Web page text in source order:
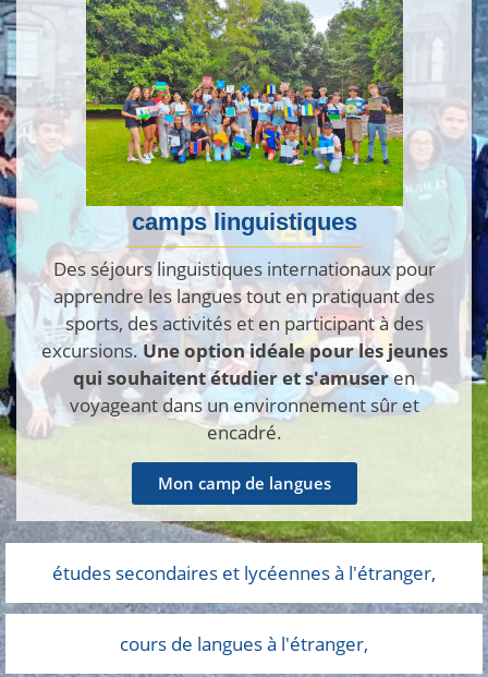
études secondaires et lycéennes à l'étranger,
cours de langues à l'étranger,
camps linguistiques
Des séjours linguistiques internationaux pour
apprendre les langues tout en pratiquant des
sports, des activités et en participant à des
excursions.Une option idéale pour les jeunes
qui souhaitent étudier et s'amuseren
voyageant dans un environnement sûr et
encadré.
Mon camp de langues